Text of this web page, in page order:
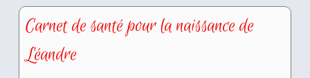
Carnet de santé pour la naissance de
Léandre